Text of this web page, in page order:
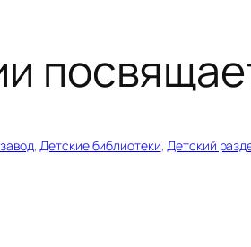
, Детские библиотеки, Детский